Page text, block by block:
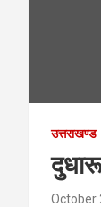
उत्तराखण्ड
October